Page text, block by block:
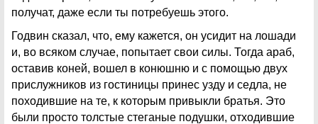
получат, даже если ты потребуешь этого.
Годвин сказал, что, ему кажется, он усидит на лошади
и, во всяком случае, попытает свои силы. Тогда араб,
оставив коней, вошел в конюшню и с помощью двух
прислужников из гостиницы принес узду и седла, не
походившие на те, к которым привыкли братья. Это
были просто толстые стеганые подушки, отходившие